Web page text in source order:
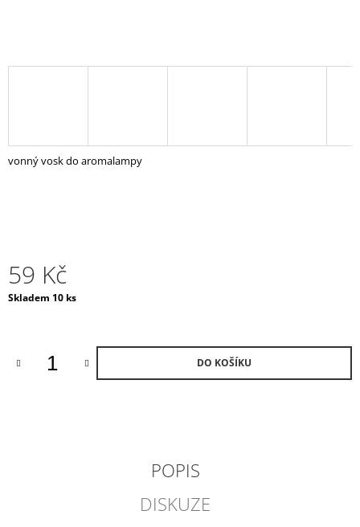
vonný vosk do aromalampy
59 Kč
Měrná
Skladem 10 ks
DO KOŠÍKU
POPIS
DISKUZE
U
J
TREASURE
VONNÁ
SVÍČKA
/
Kč